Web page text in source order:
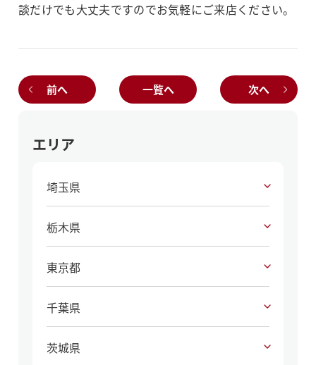
談だけでも大丈夫ですのでお気軽にご来店ください。
前へ 一覧へ 次へ
エリア
埼玉県
栃木県
東京都
千葉県
茨城県